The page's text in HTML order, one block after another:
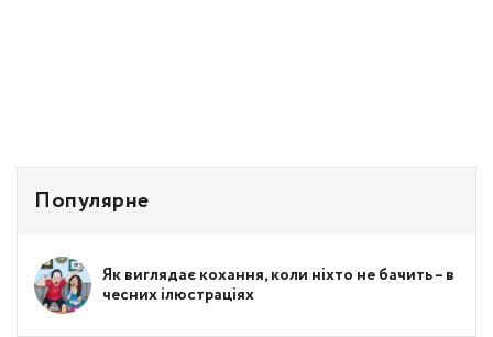
Популярне
Як виглядає кохання, коли ніхто не бачить – в
чесних ілюстраціях